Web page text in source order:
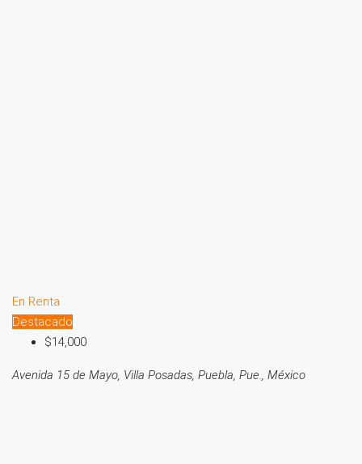
En Renta
Destacado
$14,000
Avenida 15 de Mayo, Villa Posadas, Puebla, Pue., México